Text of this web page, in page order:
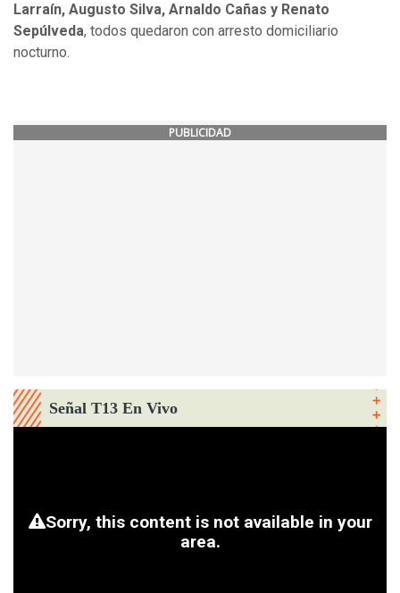
Larraín, Augusto Silva, Arnaldo Cañas y Renato
Sepúlveda, todos quedaron con arresto domiciliario
nocturno.
PUBLICIDAD
Señal T13 En Vivo